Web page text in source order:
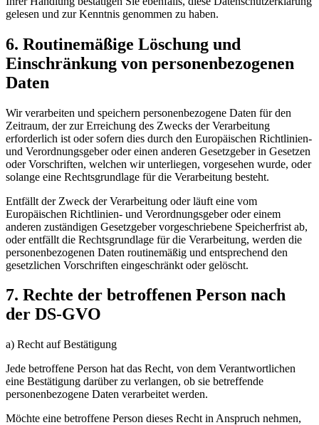
gelesen und zur Kenntnis genommen zu haben.
6. Routinemäßige Löschung und
Einschränkung von personenbezogenen
Daten
Wir verarbeiten und speichern personenbezogene Daten für den
Zeitraum, der zur Erreichung des Zwecks der Verarbeitung
erforderlich ist oder sofern dies durch den Europäischen Richtlinien-
und Verordnungsgeber oder einen anderen Gesetzgeber in Gesetzen
oder Vorschriften, welchen wir unterliegen, vorgesehen wurde, oder
solange eine Rechtsgrundlage für die Verarbeitung besteht.
Entfällt der Zweck der Verarbeitung oder läuft eine vom
Europäischen Richtlinien- und Verordnungsgeber oder einem
anderen zuständigen Gesetzgeber vorgeschriebene Speicherfrist ab,
oder entfällt die Rechtsgrundlage für die Verarbeitung, werden die
personenbezogenen Daten routinemäßig und entsprechend den
gesetzlichen Vorschriften eingeschränkt oder gelöscht.
7. Rechte der betroffenen Person nach
der DS-GVO
a) Recht auf Bestätigung
Jede betroffene Person hat das Recht, von dem Verantwortlichen
eine Bestätigung darüber zu verlangen, ob sie betreffende
personenbezogene Daten verarbeitet werden.
Möchte eine betroffene Person dieses Recht in Anspruch nehmen,